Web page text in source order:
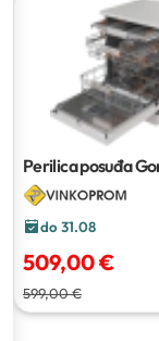
Perilica posuđa
GS673A
do 31.08
509,00 €
599,00 €